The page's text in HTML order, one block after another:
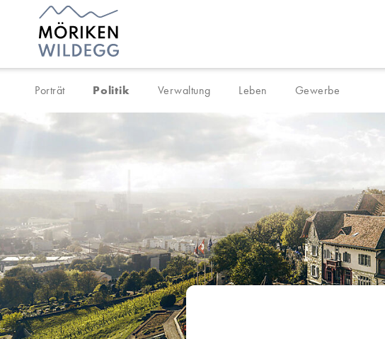
Navigieren in Möriken-Wildegg
Schnellnavigation
Porträt Politik Verwaltung Leben Gewerbe